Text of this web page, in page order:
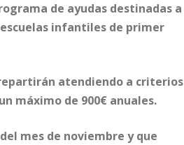
de ayudas destinadas a
infantiles de primer
atendiendo a criterios
máximo de 900€ anuales.
mes de noviembre y que